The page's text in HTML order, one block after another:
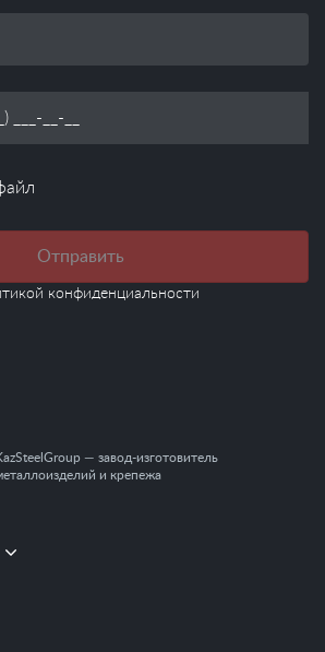
Отправить
конфиденциальности
— завод-изготовитель
и крепежа